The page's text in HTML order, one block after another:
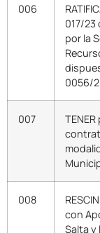
006
017/23
por la
0056/
007
008
con
Salta y